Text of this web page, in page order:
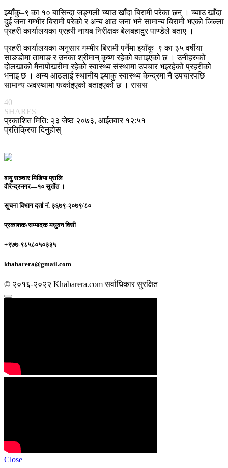
झ्याँकु–९ का १० बासिन्दा जङ्गली च्याउ खाँदा बिरामी परेका छन् । च्याउ खाँदा
दुई जना गम्भीर बिरामी परेको र अन्य आठ जना भने सामान्य बिरामी भएको जिल्ला
प्रहरी कार्यालयका प्रहरी नायब निरीक्षक बेलबहादुर पाण्डेले बताए ।
प्रहरी कार्यालयका अनुसार गम्भीर बिरामी पर्नेमा झ्याँकु–९ का ३५ वर्षीया
साङडोमा तामाङ र उनका श्रीमान् कृष्ण रहेकोे बताइएको छ । उनीहरुको
दोलखाको मैनापोखरीमा रहेको स्वास्थ्य संस्थामा उपचार भइरहेको प्रहरीको
भनाइ छ । अन्य आठलाई स्थानीय झ्याकु स्वास्थ्य केन्द्रमा नै उपचारपछि
सामान्य अवस्थामा फर्काइएको बताइएको छ । रासस
40
SHARES
प्रकाशित मिति: २३ जेष्ठ २०७३, आईतवार १२:५१
प्रतिक्रिया दिनुहोस्
बायु सञ्चार मिडिया प्रालि
वीरेन्द्रनगर—१० सुर्खेत ।
सूचना विभाग दर्ता नं. ३६७९-२०७९/८०
प्रकाशक/सम्पादकमधुवन विसी
+९७७-९८५८०५०३३५
khabarera@gmail.com
© २०१६-२०२२ Khabarera.com सर्वाधिकार सुरक्षित
Close